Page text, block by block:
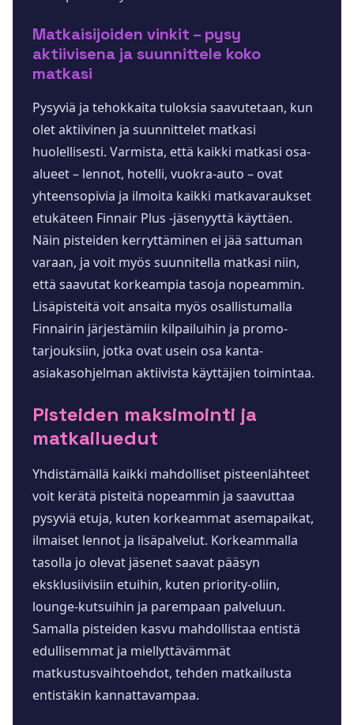
Matkaisijoiden vinkit – pysy
aktiivisena ja suunnittele koko
matkasi
Pysyviä ja tehokkaita tuloksia saavutetaan, kun
olet aktiivinen ja suunnittelet matkasi
huolellisesti. Varmista, että kaikki matkasi osa-
alueet – lennot, hotelli, vuokra-auto – ovat
yhteensopivia ja ilmoita kaikki matkavaraukset
etukäteen Finnair Plus -jäsenyyttä käyttäen.
Näin pisteiden kerryttäminen ei jää sattuman
varaan, ja voit myös suunnitella matkasi niin,
että saavutat korkeampia tasoja nopeammin.
Lisäpisteitä voit ansaita myös osallistumalla
Finnairin järjestämiin kilpailuihin ja promo-
tarjouksiin, jotka ovat usein osa kanta-
asiakasohjelman aktiivista käyttäjien toimintaa.
Pisteiden maksimointi ja
matkailuedut
Yhdistämällä kaikki mahdolliset pisteenlähteet
voit kerätä pisteitä nopeammin ja saavuttaa
pysyviä etuja, kuten korkeammat asemapaikat,
ilmaiset lennot ja lisäpalvelut. Korkeammalla
tasolla jo olevat jäsenet saavat pääsyn
eksklusiivisiin etuihin, kuten priority-oliin,
lounge-kutsuihin ja parempaan palveluun.
Samalla pisteiden kasvu mahdollistaa entistä
edullisemmat ja miellyttävämmät
matkustusvaihtoehdot, tehden matkailusta
entistäkin kannattavampaa.